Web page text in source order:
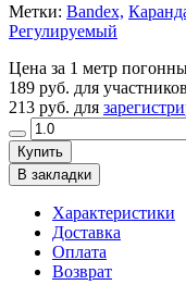
Метки: Bandex,
Регулируемый
Цена за 1 метр
189 руб. для участников
213 руб. для
Купить
В закладки
Характеристики
Доставка
Оплата
Возврат